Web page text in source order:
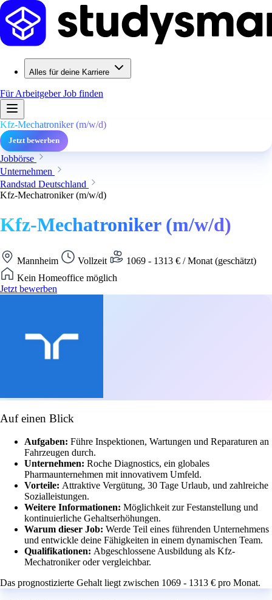
Alles für deine Karriere
Für ArbeitgeberJob finden
Kfz-Mechatroniker (m/w/d)
Jetzt bewerben
Jobbörse
Unternehmen
Randstad Deutschland
Kfz-Mechatroniker (m/w/d)
Kfz-Mechatroniker (m/w/d)
Mannheim Vollzeit
1069 - 1313 € / Monat (geschätzt)
Kein Homeoffice möglich
Jetzt bewerben
Auf einen Blick
Aufgaben: Führe Inspektionen, Wartungen und Reparaturen an
Fahrzeugen durch.
Unternehmen: Roche Diagnostics, ein globales
Pharmaunternehmen mit innovativem Umfeld.
Vorteile: Attraktive Vergütung, 30 Tage Urlaub, und zahlreiche
Sozialleistungen.
Weitere Informationen: Möglichkeit zur Festanstellung und
kontinuierliche Gehaltserhöhungen.
Warum dieser Job: Werde Teil eines führenden Unternehmens
und entwickle deine Fähigkeiten in einem dynamischen Team.
Qualifikationen: Abgeschlossene Ausbildung als Kfz-
Mechatroniker oder vergleichbar.
Das prognostizierte Gehalt liegt zwischen 1069 - 1313 € pro Monat.